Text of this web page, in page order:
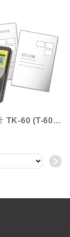
數字溫度計 TK-60 (T-60升級版)
＞